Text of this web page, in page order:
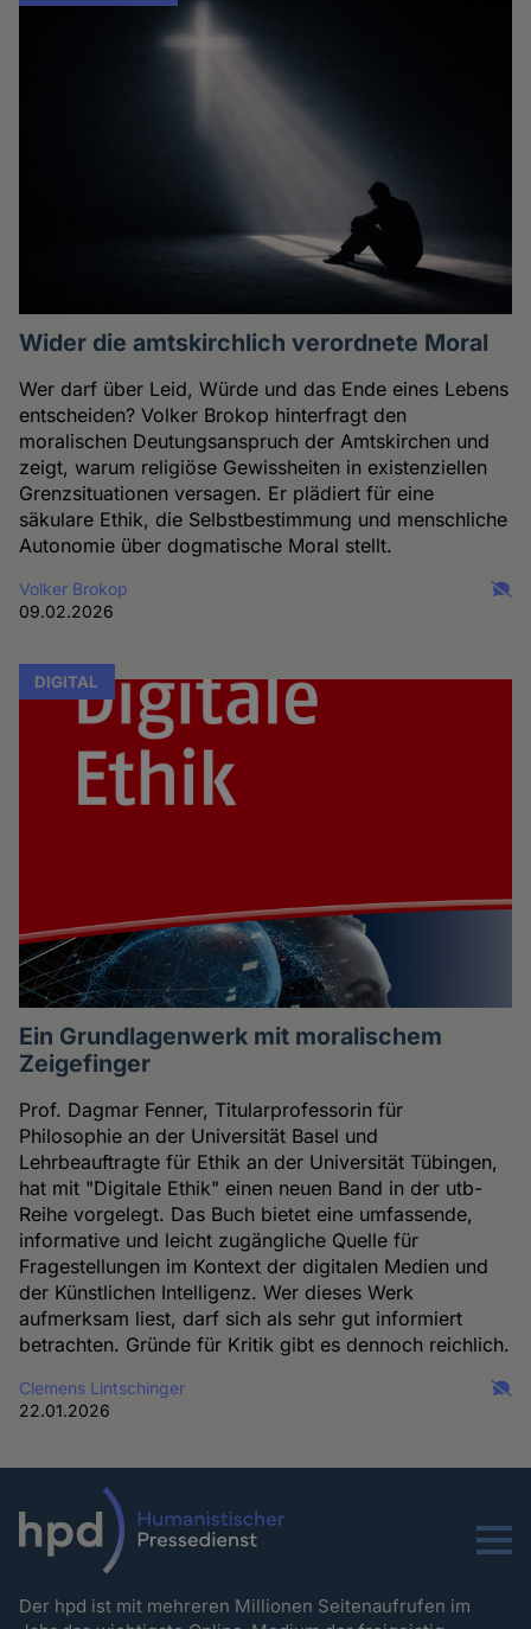
Wider die amtskirchlich verordnete Moral
Wer darf über Leid, Würde und das Ende eines Lebens
entscheiden? Volker Brokop hinterfragt den
moralischen Deutungsanspruch der Amtskirchen und
zeigt, warum religiöse Gewissheiten in existenziellen
Grenzsituationen versagen. Er plädiert für eine
säkulare Ethik, die Selbstbestimmung und menschliche
Autonomie über dogmatische Moral stellt.
Volker Brokop
09.02.2026
DIGITAL
Ein Grundlagenwerk mit moralischem
Zeigefinger
Prof. Dagmar Fenner, Titularprofessorin für
Philosophie an der Universität Basel und
Lehrbeauftragte für Ethik an der Universität Tübingen,
hat mit "Digitale Ethik" einen neuen Band in der utb-
Reihe vorgelegt. Das Buch bietet eine umfassende,
informative und leicht zugängliche Quelle für
Fragestellungen im Kontext der digitalen Medien und
der Künstlichen Intelligenz. Wer dieses Werk
aufmerksam liest, darf sich als sehr gut informiert
betrachten. Gründe für Kritik gibt es dennoch reichlich.
Clemens Lintschinger
22.01.2026
Menu
Der hpd ist mit mehreren Millionen Seitenaufrufen im